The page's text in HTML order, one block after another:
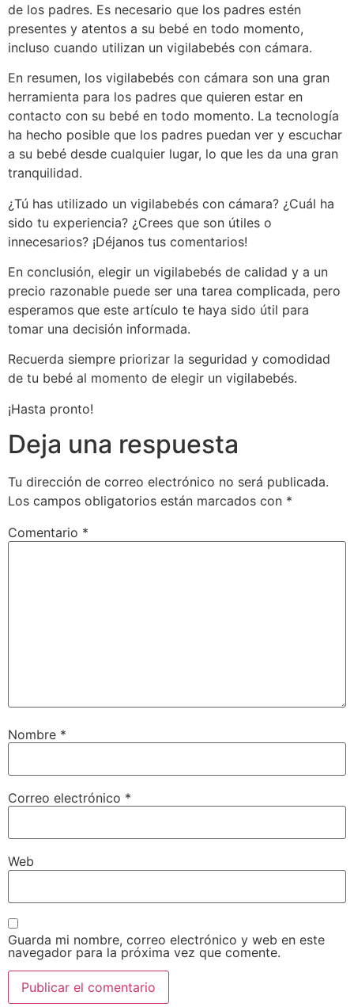
de los padres. Es necesario que los padres estén
presentes y atentos a su bebé en todo momento,
incluso cuando utilizan un vigilabebés con cámara.
En resumen, los vigilabebés con cámara son una gran
herramienta para los padres que quieren estar en
contacto con su bebé en todo momento. La tecnología
ha hecho posible que los padres puedan ver y escuchar
a su bebé desde cualquier lugar, lo que les da una gran
tranquilidad.
¿Tú has utilizado un vigilabebés con cámara? ¿Cuál ha
sido tu experiencia? ¿Crees que son útiles o
innecesarios? ¡Déjanos tus comentarios!
En conclusión, elegir un vigilabebés de calidad y a un
precio razonable puede ser una tarea complicada, pero
esperamos que este artículo te haya sido útil para
tomar una decisión informada.
Recuerda siempre priorizar la seguridad y comodidad
de tu bebé al momento de elegir un vigilabebés.
¡Hasta pronto!
Deja una respuesta
Tu dirección de correo electrónico no será publicada.
Los campos obligatorios están marcados con *
Comentario *
Nombre *
Correo electrónico *
Web
Guarda mi nombre, correo electrónico y web en este
navegador para la próxima vez que comente.